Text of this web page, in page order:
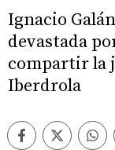
Ignacio
devastada
compartir la
Iberdrola
FacebookTwitter